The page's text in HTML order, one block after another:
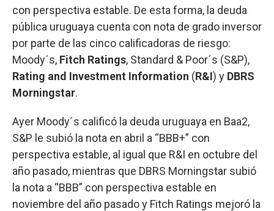
con perspectiva estable. De esta forma, la deuda
pública uruguaya cuenta con nota de grado inversor
por parte de las cinco calificadoras de riesgo:
Moody´s, Fitch Ratings, Standard & Poor´s (S&P),
Rating and Investment Information (R&I) y DBRS
Morningstar.
Ayer Moody´s calificó la deuda uruguaya en Baa2,
S&P le subió la nota en abril a “BBB+” con
perspectiva estable, al igual que R&I en octubre del
año pasado, mientras que DBRS Morningstar subió
la nota a “BBB” con perspectiva estable en
noviembre del año pasado y Fitch Ratings mejoró la